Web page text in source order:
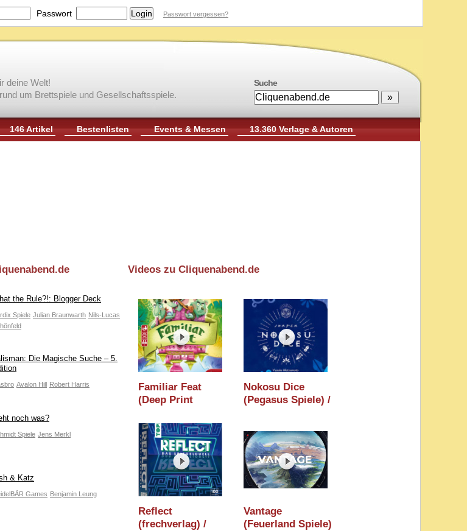
Passwort Passwort vergessen?
Suche
deine Welt!
um Brettspiele und Gesellschaftsspiele.
146 Artikel Bestenlisten Events & Messen 13.360 Verlage & Autoren
the Rule?!: Blogger Deck
Spiele Julian Braunwarth Nils-Lucas
Die Magische Suche – 5.
Avalon Hill Robert Harris
noch was?
Spiele Jens Merkl
& Katz
Games Benjamin Leung
Videos zu Cliquenabend.de
Familiar Feat
(Deep Print
Holzminden 2026
/ Essen 2026
Nokosu Dice
(Pegasus Spiele) /
Reflect
(frechverlag) /
Vantage
(Feuerland Spiele)